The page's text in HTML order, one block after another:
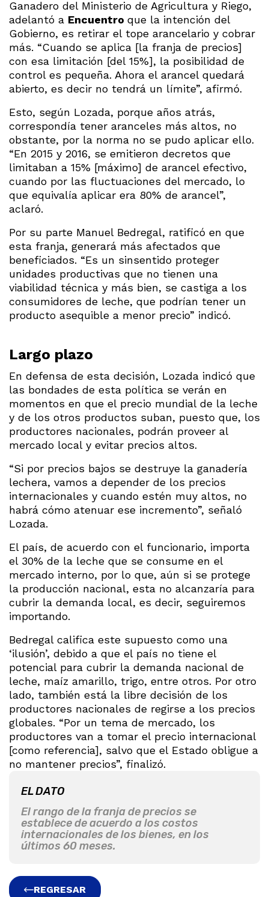
Ganadero del Ministerio de Agricultura y Riego,
adelantó a Encuentro que la intención del
Gobierno, es retirar el tope arancelario y cobrar
más. “Cuando se aplica [la franja de precios]
con esa limitación [del 15%], la posibilidad de
control es pequeña. Ahora el arancel quedará
abierto, es decir no tendrá un límite”, afirmó.
Esto, según Lozada, porque años atrás,
correspondía tener aranceles más altos, no
obstante, por la norma no se pudo aplicar ello.
“En 2015 y 2016, se emitieron decretos que
limitaban a 15% [máximo] de arancel efectivo,
cuando por las fluctuaciones del mercado, lo
que equivalía aplicar era 80% de arancel”,
aclaró.
Por su parte Manuel Bedregal, ratificó en que
esta franja, generará más afectados que
beneficiados. “Es un sinsentido proteger
unidades productivas que no tienen una
viabilidad técnica y más bien, se castiga a los
consumidores de leche, que podrían tener un
producto asequible a menor precio” indicó.
Largo plazo
En defensa de esta decisión, Lozada indicó que
las bondades de esta política se verán en
momentos en que el precio mundial de la leche
y de los otros productos suban, puesto que, los
productores nacionales, podrán proveer al
mercado local y evitar precios altos.
“Si por precios bajos se destruye la ganadería
lechera, vamos a depender de los precios
internacionales y cuando estén muy altos, no
habrá cómo atenuar ese incremento”, señaló
Lozada.
El país, de acuerdo con el funcionario, importa
el 30% de la leche que se consume en el
mercado interno, por lo que, aún si se protege
la producción nacional, esta no alcanzaría para
cubrir la demanda local, es decir, seguiremos
importando.
Bedregal califica este supuesto como una
‘ilusión’, debido a que el país no tiene el
potencial para cubrir la demanda nacional de
leche, maíz amarillo, trigo, entre otros. Por otro
lado, también está la libre decisión de los
productores nacionales de regirse a los precios
globales. “Por un tema de mercado, los
productores van a tomar el precio internacional
[como referencia], salvo que el Estado obligue a
no mantener precios”, finalizó.
EL DATO
El rango de la franja de precios se
establece de acuerdo a los costos
internacionales de los bienes, en los
últimos 60 meses.
REGRESAR